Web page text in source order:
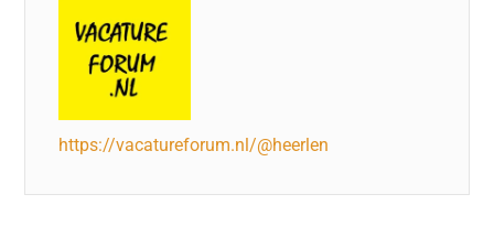
https://vacatureforum.nl/@heerlen